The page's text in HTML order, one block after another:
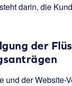
darin, die
der
und der Website-